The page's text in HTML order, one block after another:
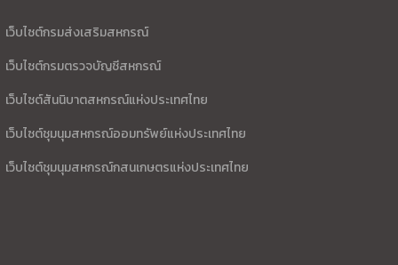
เว็บไซต์กรมส่งเสริมสหกรณ์
เว็บไซต์กรมตรวจบัญชีสหกรณ์
เว็บไซต์สันนิบาตสหกรณ์แห่งประเทศไทย
เว็บไซต์ชุมนุมสหกรณ์ออมทรัพย์แห่งประเทศไทย
เว็บไซต์ชุมนุมสหกรณ์กสนเกษตรแห่งประเทศไทย